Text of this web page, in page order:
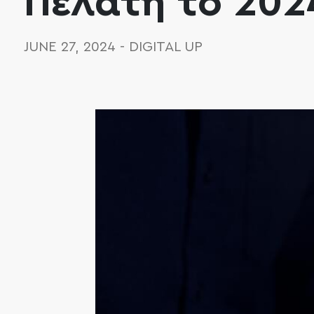
JUNE 27, 2024 - DIGITAL UP